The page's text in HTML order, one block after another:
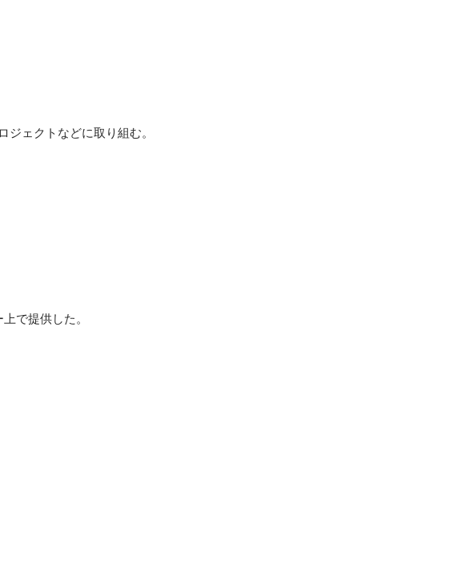
ェクトなどに取り組む。
で提供した。